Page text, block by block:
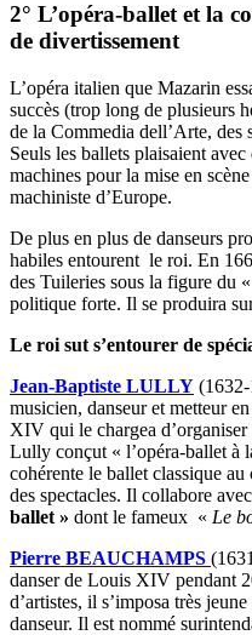
2° L’opéra-ballet et la
de divertissement
L’opéra italien que Mazarin
succès (trop long de plusieurs
de la Commedia dell’Arte, des
Seuls les ballets plaisaient
machines pour la mise en
machiniste d’Europe.
De plus en plus de danseurs
habiles entourent le roi. En
des Tuileries sous la figure du
politique forte. Il se produira
Le roi sut s’entourer de
Jean-Baptiste LULLY
musicien, danseur et metteur
XIV qui le chargea d’organiser
Lully conçut « l’opéra-ballet à
cohérente le ballet classique
des spectacles. Il collabore
ballet » dont le fameux « Le
Pierre BEAUCHAMPS
danser de Louis XIV pendant
d’artistes, il s’imposa très
danseur. Il est nommé